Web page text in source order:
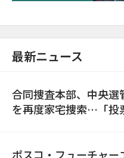
最新ニュース
合同捜査本部、中央選
を再度家宅捜索…「投
ポスコ・フューチャー